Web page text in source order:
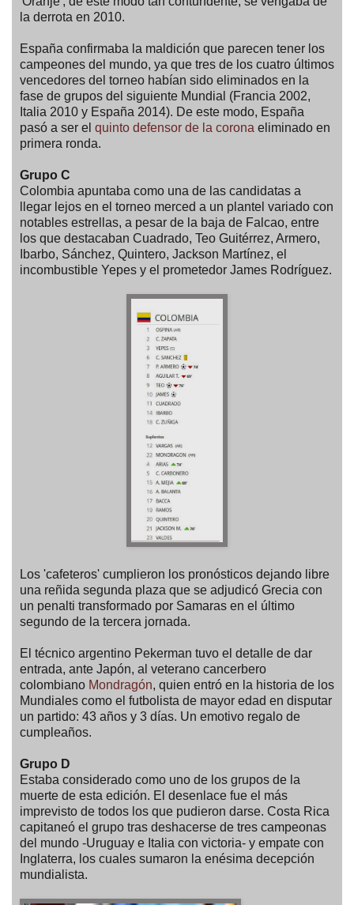
la derrota en 2010.
España confirmaba la maldición que parecen tener los
campeones del mundo, ya que tres de los cuatro últimos
vencedores del torneo habían sido eliminados en la
fase de grupos del siguiente Mundial (Francia 2002,
Italia 2010 y España 2014). De este modo, España
pasó a ser el quinto defensor de la corona eliminado en
primera ronda.
Grupo C
Colombia apuntaba como una de las candidatas a
llegar lejos en el torneo merced a un plantel variado con
notables estrellas, a pesar de la baja de Falcao, entre
los que destacaban Cuadrado, Teo Guitérrez, Armero,
Ibarbo, Sánchez, Quintero, Jackson Martínez, el
incombustible Yepes y el prometedor James Rodríguez.
Los 'cafeteros' cumplieron los pronósticos dejando libre
una reñida segunda plaza que se adjudicó Grecia con
un penalti transformado por Samaras en el último
segundo de la tercera jornada.
El técnico argentino Pekerman tuvo el detalle de dar
entrada, ante Japón, al veterano cancerbero
colombiano Mondragón, quien entró en la historia de los
Mundiales como el futbolista de mayor edad en disputar
un partido: 43 años y 3 días. Un emotivo regalo de
cumpleaños.
Grupo D
Estaba considerado como uno de los grupos de la
muerte de esta edición. El desenlace fue el más
imprevisto de todos los que pudieron darse. Costa Rica
capitaneó el grupo tras deshacerse de tres campeonas
del mundo -Uruguay e Italia con victoria- y empate con
Inglaterra, los cuales sumaron la enésima decepción
mundialista.